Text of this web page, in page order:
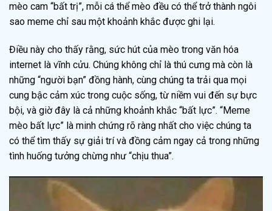
mèo cam “bất trị”, mỗi cá thể mèo đều có thể trở thành ngôi
sao meme chỉ sau một khoảnh khắc được ghi lại.
Điều này cho thấy rằng, sức hút của mèo trong văn hóa
internet là vĩnh cửu. Chúng không chỉ là thú cưng mà còn là
những “người bạn” đồng hành, cùng chúng ta trải qua mọi
cung bậc cảm xúc trong cuộc sống, từ niềm vui đến sự bực
bội, và giờ đây là cả những khoảnh khắc “bất lực”. “Meme
mèo bất lực” là minh chứng rõ ràng nhất cho việc chúng ta
có thể tìm thấy sự giải trí và đồng cảm ngay cả trong những
tình huống tưởng chừng như “chịu thua”.